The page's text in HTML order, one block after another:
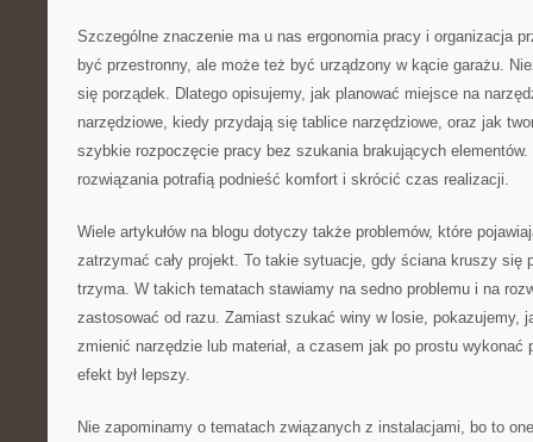
Szczególne znaczenie ma u nas ergonomia pracy i organizacja
być przestronny, ale może też być urządzony w kącie garażu.
się porządek. Dlatego opisujemy, jak planować miejsce na
narzędziowe, kiedy przydają się tablice narzędziowe, oraz jak
szybkie rozpoczęcie pracy bez szukania brakujących
rozwiązania potrafią podnieść komfort i skrócić czas realizacji.
Wiele artykułów na blogu dotyczy także problemów, które
zatrzymać cały projekt. To takie sytuacje, gdy ściana kruszy się
trzyma. W takich tematach stawiamy na sedno problemu i na
zastosować od razu. Zamiast szukać winy w losie, pokazujemy,
zmienić narzędzie lub materiał, a czasem jak po prostu wykonać
efekt był lepszy.
Nie zapominamy o tematach związanych z instalacjami, bo to